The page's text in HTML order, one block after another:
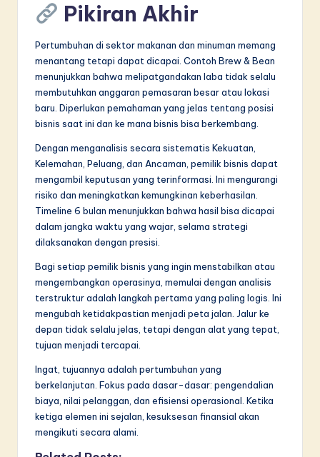
Pikiran Akhir
Pertumbuhan di sektor makanan dan minuman memang
menantang tetapi dapat dicapai. Contoh Brew & Bean
menunjukkan bahwa melipatgandakan laba tidak selalu
membutuhkan anggaran pemasaran besar atau lokasi
baru. Diperlukan pemahaman yang jelas tentang posisi
bisnis saat ini dan ke mana bisnis bisa berkembang.
Dengan menganalisis secara sistematis Kekuatan,
Kelemahan, Peluang, dan Ancaman, pemilik bisnis dapat
mengambil keputusan yang terinformasi. Ini mengurangi
risiko dan meningkatkan kemungkinan keberhasilan.
Timeline 6 bulan menunjukkan bahwa hasil bisa dicapai
dalam jangka waktu yang wajar, selama strategi
dilaksanakan dengan presisi.
Bagi setiap pemilik bisnis yang ingin menstabilkan atau
mengembangkan operasinya, memulai dengan analisis
terstruktur adalah langkah pertama yang paling logis. Ini
mengubah ketidakpastian menjadi peta jalan. Jalur ke
depan tidak selalu jelas, tetapi dengan alat yang tepat,
tujuan menjadi tercapai.
Ingat, tujuannya adalah pertumbuhan yang
berkelanjutan. Fokus pada dasar-dasar: pengendalian
biaya, nilai pelanggan, dan efisiensi operasional. Ketika
ketiga elemen ini sejalan, kesuksesan finansial akan
mengikuti secara alami.